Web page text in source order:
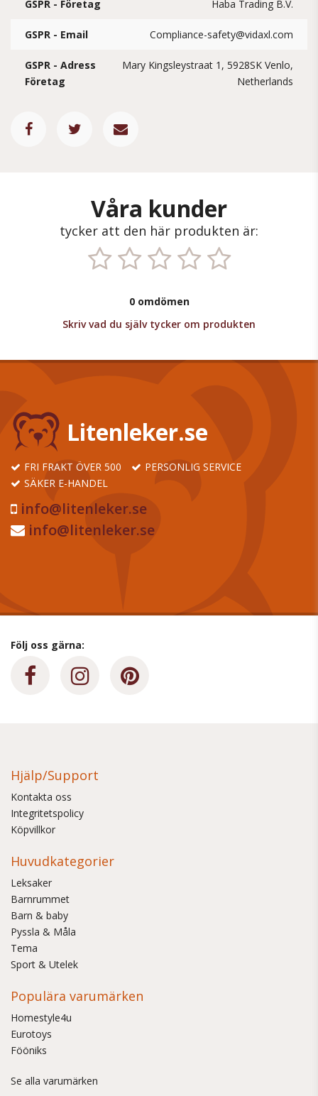
GSPR - Företag Haba Trading B.V.
GSPR - Email Compliance-safety@vidaxl.com
GSPR - Adress
Företag
Mary Kingsleystraat 1, 5928SK Venlo,
Netherlands
Våra kunder
tycker att den här produkten är:
0 omdömen
Skriv vad du själv tycker om produkten
Litenleker.se
FRI FRAKT ÖVER 500
PERSONLIG SERVICE
SÄKER E-HANDEL
info@litenleker.se
info@litenleker.se
Följ oss gärna:
Hjälp/Support
Kontakta oss
Integritetspolicy
Köpvillkor
Huvudkategorier
Leksaker
Barnrummet
Barn & baby
Pyssla & Måla
Tema
Sport & Utelek
Populära varumärken
Homestyle4u
Eurotoys
Fööniks
Se alla varumärken